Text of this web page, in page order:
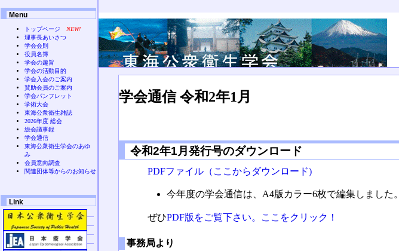
学会通信 令和2年1月
令和2年1月発行号のダウンロード
PDFファイル（ここからダウンロード)
今年度の学会通信は、A4版カラー6枚で編集しました。
ぜひPDF版をご覧下さい。ここをクリック！
事務局より
Menu
トップページ
NEW!
理事長あいさつ
学会会則
役員名簿
学会の趣旨
学会の活動目的
学会入会のご案内
賛助会員のご案内
学会パンフレット
学術大会
東海公衆衛生雑誌
2026年度 総会
総会議事録
学会通信
東海公衆衛生学会のあゆ
み
会員意向調査
関連団体等からのお知らせ
Link